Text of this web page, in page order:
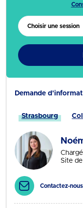
Choisir une session
Demande
Strasbourg
Site
Contactez-nous